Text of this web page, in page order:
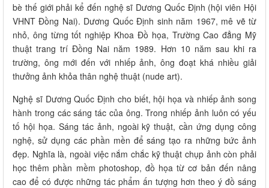
bè thế giới phải kể đến nghệ sĩ Dương Quốc Định (hội viên Hội
VHNT Đồng Nai). Dương Quốc Định sinh năm 1967, mê vẽ từ
nhỏ, ông từng tốt nghiệp Khoa Đồ họa, Trường Cao đẳng Mỹ
thuật trang trí Đồng Nai năm 1989. Hơn 10 năm sau khi ra
trường, ông mới đến với nhiếp ảnh, ông đoạt khá nhiều giải
thưởng ảnh khỏa thân nghệ thuật (nude art).
Nghệ sĩ Dương Quốc Định cho biết, hội họa và nhiếp ảnh song
hành trong các sáng tác của ông. Trong nhiếp ảnh luôn có yếu
tố hội họa. Sáng tác ảnh, ngoài kỹ thuật, cần ứng dụng công
nghệ, sử dụng các phần mền để sáng tạo ra những bức ảnh
đẹp. Nghĩa là, ngoài việc nắm chắc kỹ thuật chụp ảnh còn phải
học thêm phần mềm photoshop, đồ họa từ cơ bản đến nâng
cao để có được những tác phẩm ấn tượng hơn theo ý đồ sáng